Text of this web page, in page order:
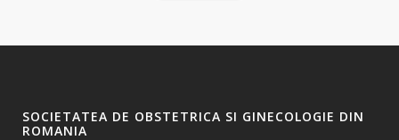
SOCIETATEA DE OBSTETRICA SI GINECOLOGIE DIN
ROMANIA